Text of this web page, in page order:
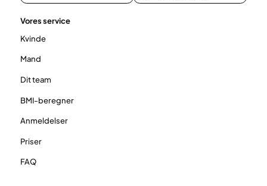
Vores service
Kvinde
Mand
Dit team
BMI-beregner
Anmeldelser
Priser
FAQ